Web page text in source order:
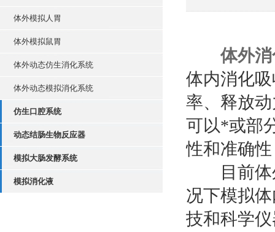
体外模拟人胃
体外模拟鼠胃
体外动态仿生消化系统
体外动态模拟消化系统
仿生口腔系统
动态结肠生物反应器
模拟大肠发酵系统
模拟消化液
体外
体内消化
率、释放
可以*或部
性和准确
目前体外
况下模拟
技和科学